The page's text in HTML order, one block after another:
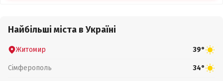
Найбільші міста в Україні
Житомир 39°
Сімферополь 34°